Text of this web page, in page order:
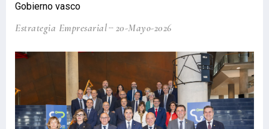
Gobierno vasco
Estrategia Empresarial 20-Mayo-2026